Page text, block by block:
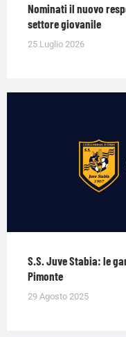
Nominati il nuovo
settore giovanile
25 Luglio 2026
S.S. Juve Stabia: le
Pimonte
29 Agosto 2025